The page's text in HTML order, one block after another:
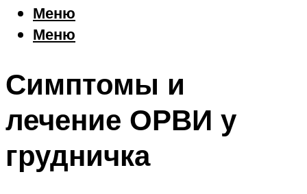
Меню
Меню
Симптомы и
лечение ОРВИ у
грудничка